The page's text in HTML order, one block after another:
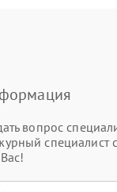
вопрос
специалист